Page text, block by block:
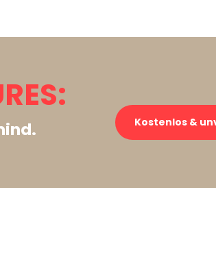
Kostenlos &